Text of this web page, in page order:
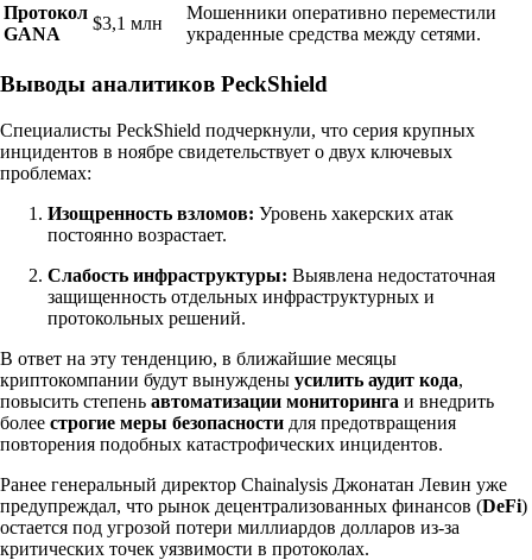
Протокол
GANA
$3,1 млн
Мошенники оперативно переместили
украденные средства между сетями.
Выводы аналитиков PeckShield
Специалисты PeckShield подчеркнули, что серия крупных
инцидентов в ноябре свидетельствует о двух ключевых
проблемах:
Изощренность взломов: Уровень хакерских атак
постоянно возрастает.
Слабость инфраструктуры: Выявлена недостаточная
защищенность отдельных инфраструктурных и
протокольных решений.
В ответ на эту тенденцию, в ближайшие месяцы
криптокомпании будут вынуждены усилить аудит кода,
повысить степень автоматизации мониторинга и внедрить
более строгие меры безопасности для предотвращения
повторения подобных катастрофических инцидентов.
Ранее генеральный директор Chainalysis Джонатан Левин уже
предупреждал, что рынок децентрализованных финансов (DeFi)
остается под угрозой потери миллиардов долларов из-за
критических точек уязвимости в протоколах.